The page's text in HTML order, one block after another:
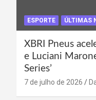
ESPORTE ÚLTIMAS
XBRI Pneus
e Luciani
Series’
7 de julho de 2026